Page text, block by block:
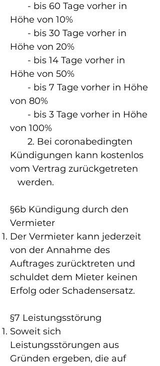
- bis 60 Tage vorher in
Höhe von 10%
- bis 30 Tage vorher in
Höhe von 20%
​ - bis 14 Tage vorher in
Höhe von 50%
- bis 7 Tage vorher in Höhe
von 80%
- bis 3 Tage vorher in Höhe
von 100%​​
2. Bei coronabedingten
Kündigungen kann kostenlos
vom Vertrag zurückgetreten
werden.
§6b Kündigung durch den
Vermieter
Der Vermieter kann jederzeit
von der Annahme des
Auftrages zurücktreten und
schuldet dem Mieter keinen
Erfolg oder Schadensersatz.
§7 Leistungsstörung
Soweit sich
Leistungsstörungen aus
Gründen ergeben, die auf